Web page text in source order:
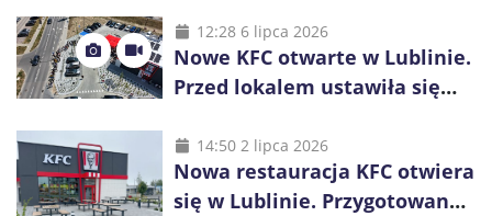
inwestycje
12:28 6 lipca 2026
Nowe KFC otwarte w Lublinie.
Przed lokalem ustawiła się
14:50 2 lipca 2026
Nowa restauracja KFC otwiera
się w Lublinie. Przygotowano